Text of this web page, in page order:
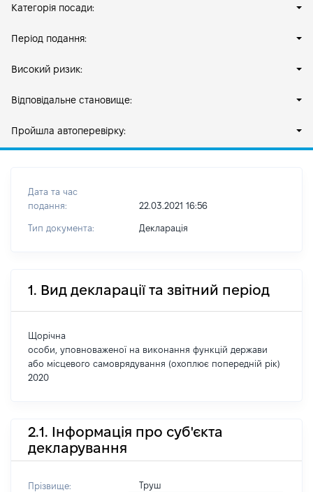
Категорія посади:
Період подання:
Високий ризик:
Відповідальне становище:
Пройшла автоперевірку:
Дата та час
подання:
22.03.2021 16:56
Тип документа: Декларація
1. Вид декларації та звітний період
Щорічна
особи, уповноваженої на виконання функцій держави
або місцевого самоврядування (охоплює попередній рік)
2020
2.1. Інформація про суб'єкта
декларування
Прізвище: Труш